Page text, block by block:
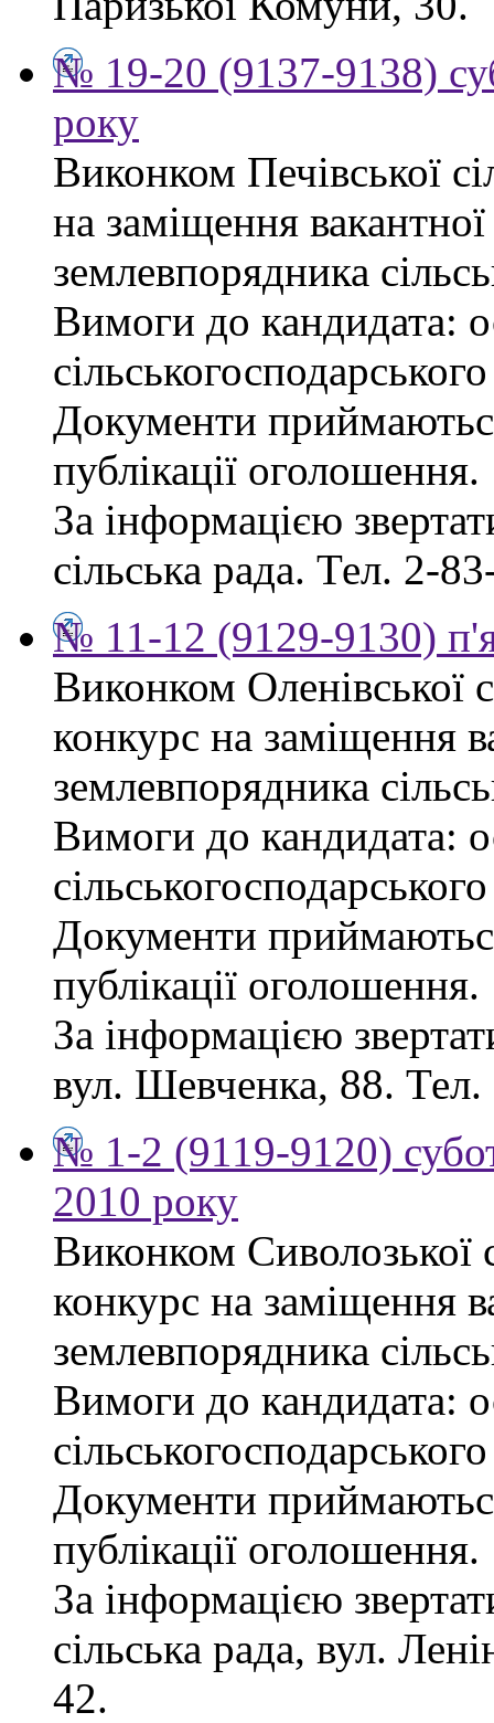
№ 19-20 (9137-9138)
року
Виконком Печівської
на заміщення
землевпорядника
Вимоги до кандидата:
Документи
публікації оголошення.
За інформацією
сільська рада. Тел. 2-
№ 11-12 (9129-9130)
Виконком Оленівської
конкурс на заміщення
землевпорядника
Вимоги до кандидата:
Документи
публікації оголошення.
За інформацією
вул. Шевченка, 88.
№ 1-2 (9119-9120)
2010 року
Виконком Сиволозької
конкурс на заміщення
землевпорядника
Вимоги до кандидата:
Документи
публікації оголошення.
За інформацією
сільська рада, вул.
42.